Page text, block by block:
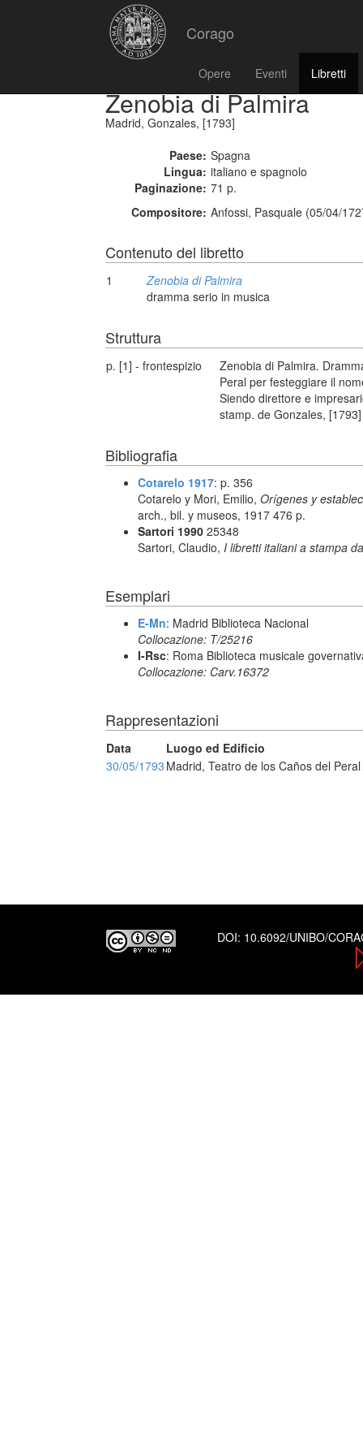
Corago
Opere Eventi Libretti
Zenobia di Palmira
Madrid, Gonzales, [1793]
Paese: Spagna
Lingua: italiano e spagnolo
Paginazione: 71 p.
Compositore: Anfossi, Pasquale (05/04/
Contenuto del libretto
1
Zenobia di Palmira
dramma serio in musica
Struttura
p. [1] - frontespizio
Zenobia di Palmira.
Peral per festeggiare il
Siendo direttore e
stamp. de Gonzales, [1793]
Bibliografia
Cotarelo 1917: p. 356
Cotarelo y Mori, Emilio, Orígenes y
arch., bil. y museos, 1917 476 p.
Sartori 1990 25348
Sartori, Claudio, I libretti italiani a stampa
Esemplari
E-Mn: Madrid Biblioteca Nacional
Collocazione: T/25216
I-Rsc: Roma Biblioteca musicale
Collocazione: Carv.16372
Rappresentazioni
Data
Luogo ed Edificio
30/05/1793 Madrid, Teatro de los Caños del Peral
DOI: 10.6092/UNIBO/